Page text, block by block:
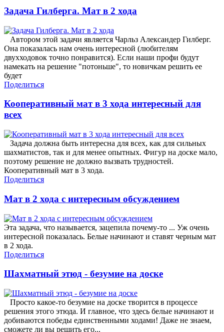
Задача Гилберга. Мат в 2 хода
Автором этой задачи является Чарльз Александер Гилберг.
Она показалась нам очень интересной (любителям
двухходовок точно понравится). Если наши профи будут
намекать на решение "потоньше", то новичкам решить ее
будет
Поделиться
Кооперативный мат в 3 хода интересный для
всех
Задача должна быть интересна для всех, как для сильных
шахматистов, так и для менее опытных. Фигур на доске мало,
поэтому решение не должно вызвать трудностей.
Кооперативный мат в 3 хода.
Поделиться
Мат в 2 хода с интересным обсуждением
Эта задача, что называется, зацепила почему-то ... Уж очень
интересной показалась. Белые начинают и ставят черным мат
в 2 хода.
Поделиться
Шахматный этюд - безумие на доске
Просто какое-то безумие на доске творится в процессе
решения этого этюда. И главное, что здесь белые начинают и
добиваются победы единственными ходами! Даже не знаем,
сможете ли вы решить его...